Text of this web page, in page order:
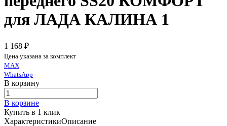
для ЛАДА КАЛИНА 1
1 168 ₽
Цена указана за комплект
MAX
WhatsApp
В корзину
В корзине
Купить в 1 клик
ХарактеристикиОписание